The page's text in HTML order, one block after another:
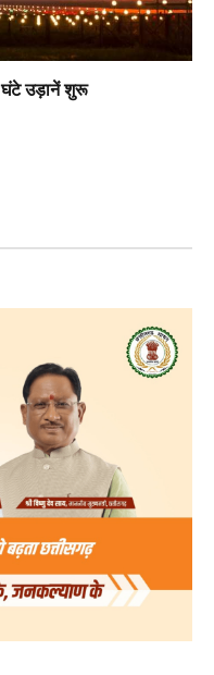
घंटे उड़ानें शुरू